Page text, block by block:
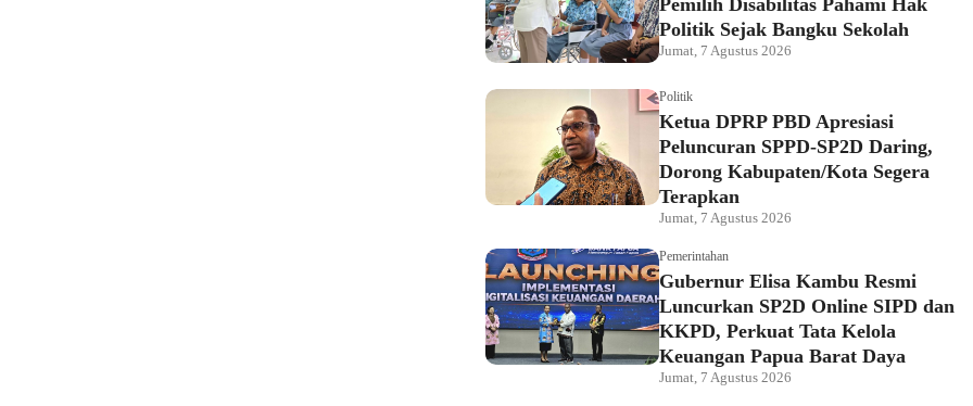
Pemilih Disabilitas Pahami Hak
Politik Sejak Bangku Sekolah
Jumat, 7 Agustus 2026
Politik
Ketua DPRP PBD Apresiasi
Peluncuran SPPD-SP2D Daring,
Dorong Kabupaten/Kota Segera
Terapkan
Jumat, 7 Agustus 2026
Pemerintahan
Gubernur Elisa Kambu Resmi
Luncurkan SP2D Online SIPD dan
KKPD, Perkuat Tata Kelola
Keuangan Papua Barat Daya
Jumat, 7 Agustus 2026